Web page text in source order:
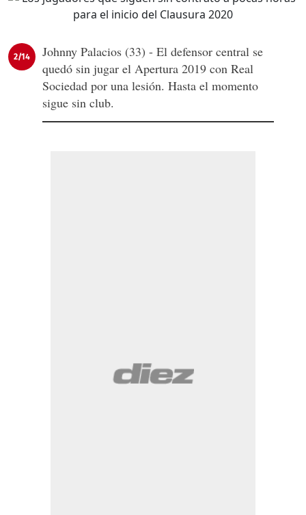
2/14
Johnny Palacios (33) - El defensor central se
quedó sin jugar el Apertura 2019 con Real
Sociedad por una lesión. Hasta el momento
sigue sin club.